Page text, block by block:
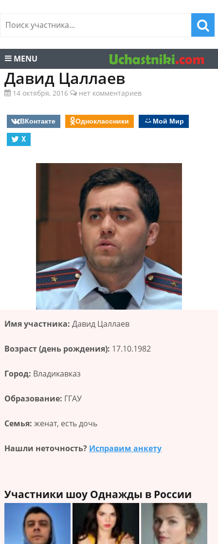
MENU
Давид Цаллаев
14 октября, 2016 нет комментариев
ВКонтакте Одноклассники
Мой Мир
X
Имя участника: Давид Цаллаев
Возраст (день рождения): 17.10.1982
Город: Владикавказ
Образование: ГГАУ
Семья: женат, есть дочь
Нашли неточность? Исправим анкету
Участники шоу Однажды в России